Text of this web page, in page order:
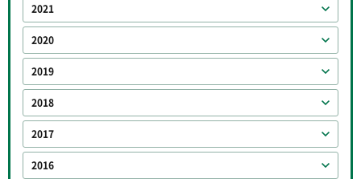
2021
2020
2019
2018
2017
2016